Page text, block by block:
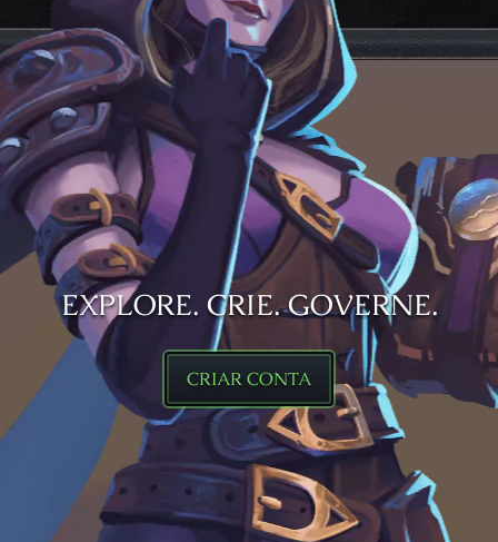
EXPLORE. CRIE. GOVERNE.
CRIAR CONTA